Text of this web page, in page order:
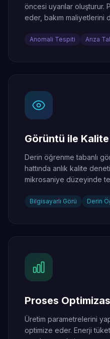
öncesi uyarılar oluşturur.
eder, bakım maliyetlerini
Anomali Tespiti Arıza
Görüntü ile
Derin öğrenme tabanlı
hattında anlık kalite
mikrosaniye düzeyinde
Bilgisayarlı Görü Derin
Proses
Üretim parametrelerini
optimize eder. Enerji